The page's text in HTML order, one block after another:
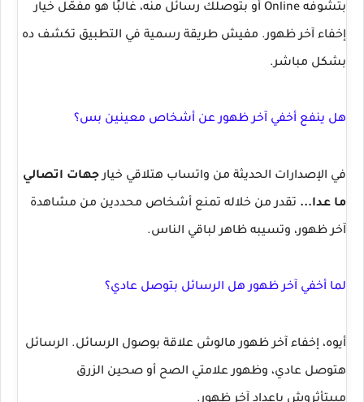
بتشوفه Online أو بتوصلك رسائل منه، غالبًا هو مفعّل خيار
إخفاء آخر ظهور. مفيش طريقة رسمية في التطبيق تكشف ده
بشكل مباشر.
هل ينفع أخفي آخر ظهور عن أشخاص معينين بس؟
في الإصدارات الحديثة من واتساب هتلاقي خيارجهات اتصالي
ما عدا... تقدر من خلاله تمنع أشخاص محددين من مشاهدة
آخر ظهور، وتسيبه ظاهر لباقي الناس.
لما أخفي آخر ظهور هل الرسائل بتوصل عادي؟
أيوه، إخفاء آخر ظهور مالوش علاقة بوصول الرسائل. الرسائل
هتوصل عادي، وظهور علامتي الصح أو صحين الزرق